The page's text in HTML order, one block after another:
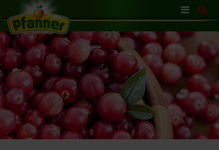
Skip
navigation